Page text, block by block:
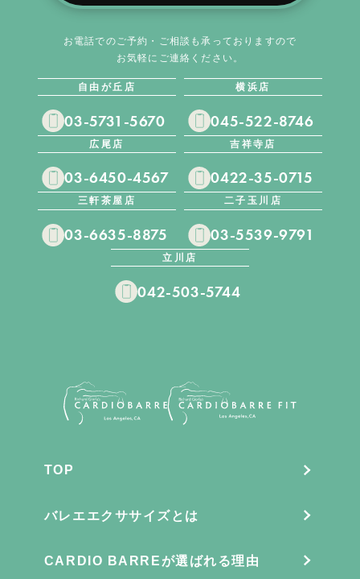
お電話でのご予約・ご相談も承っておりますので
お気軽にご連絡ください。
自由が丘店
03-5731-5670
横浜店
045-522-8746
広尾店
03-6450-4567
吉祥寺店
0422-35-0715
三軒茶屋店
03-6635-8875
二子玉川店
03-5539-9791
立川店
042-503-5744
TOP
バレエエクササイズとは
CARDIO BARREが選ばれる理由